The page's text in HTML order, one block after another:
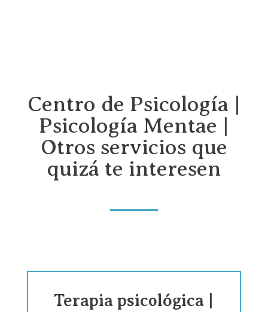
Centro de Psicología |
Psicología Mentae |
Otros servicios que
quizá te interesen
Terapia psicológica |